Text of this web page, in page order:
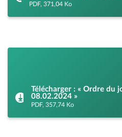
PDF, 371,04 Ko
Télécharger : « Ordre du
08.02.2024 »
PDF, 357,74 Ko